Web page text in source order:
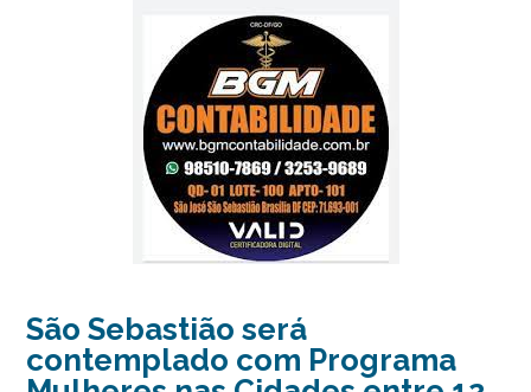
São Sebastião será
contemplado com Programa